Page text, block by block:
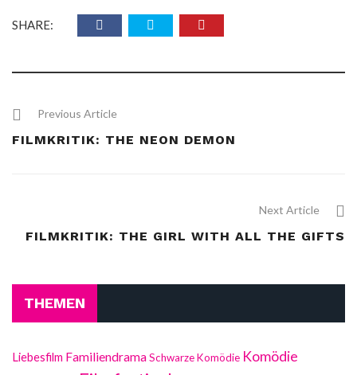
SHARE:
Previous Article
FILMKRITIK: THE NEON DEMON
Next Article
FILMKRITIK: THE GIRL WITH ALL THE GIFTS
THEMEN
Liebesfilm FamiliendramaSchwarze Komödie Komödie